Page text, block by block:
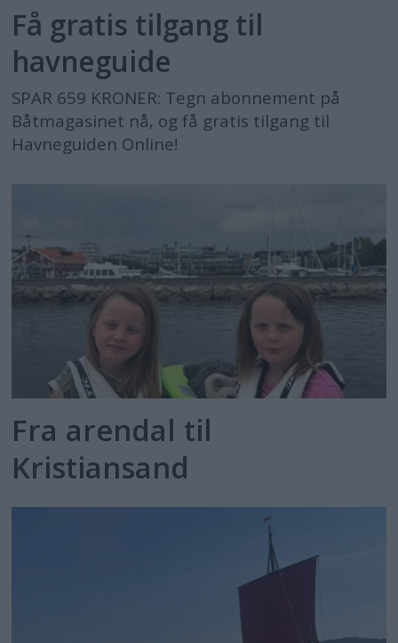
Få gratis tilgang til
havneguide
SPAR 659 KRONER: Tegn abonnement på
Båtmagasinet nå, og få gratis tilgang til
Havneguiden Online!
Fra arendal til
Kristiansand